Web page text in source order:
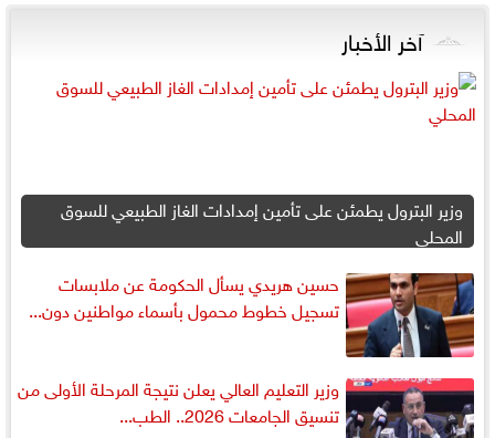
آخر الأخبار
وزير البترول يطمئن على تأمين إمدادات الغاز الطبيعي للسوق
المحلي
حسين هريدي يسأل الحكومة عن ملابسات
تسجيل خطوط محمول بأسماء مواطنين دون...
وزير التعليم العالي يعلن نتيجة المرحلة الأولى من
تنسيق الجامعات 2026.. الطب...